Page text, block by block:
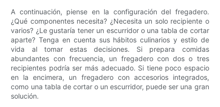
A continuación, piense en la configuración del fregadero.
¿Qué componentes necesita? ¿Necesita un solo recipiente o
varios? ¿Le gustaría tener un escurridor o una tabla de cortar
aparte? Tenga en cuenta sus hábitos culinarios y estilo de
vida al tomar estas decisiones. Si prepara comidas
abundantes con frecuencia, un fregadero con dos o tres
recipientes podría ser más adecuado. Si tiene poco espacio
en la encimera, un fregadero con accesorios integrados,
como una tabla de cortar o un escurridor, puede ser una gran
solución.